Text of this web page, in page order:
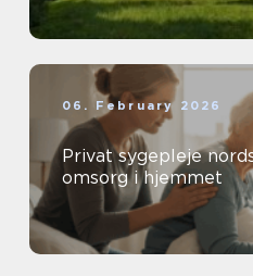
06. February 2026
Privat sygepleje
omsorg i hjemmet